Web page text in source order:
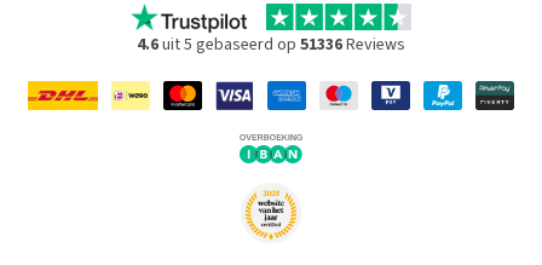
4.6uit 5 gebaseerd op 51336Reviews